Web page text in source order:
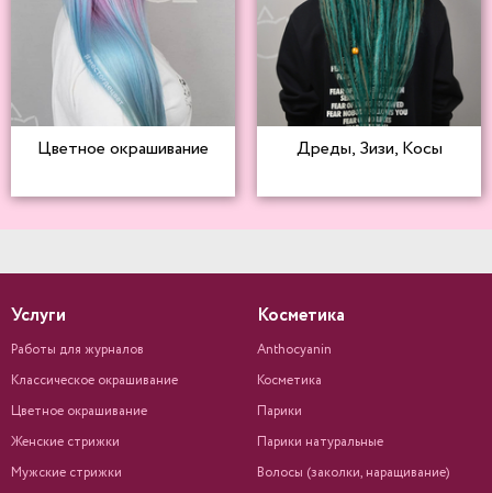
Цветное окрашивание Дреды, Зизи, Косы
Услуги
Работы для журналов
Классическое окрашивание
Цветное окрашивание
Женские стрижки
Мужские стрижки
Косметика
Anthocyanin
Косметика
Парики
Парики натуральные
Волосы (заколки, наращивание)